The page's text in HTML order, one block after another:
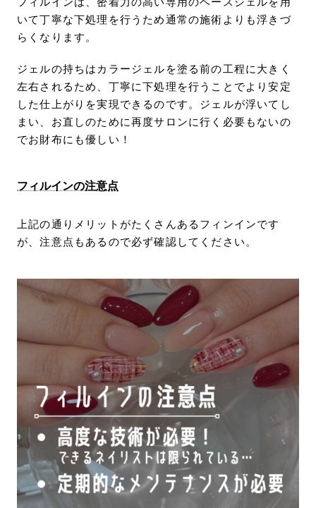
いて丁寧な下処理を行うため通常の施術よりも浮きづ
らくなります。
ジェルの持ちはカラージェルを塗る前の工程に大きく
左右されるため、丁寧に下処理を行うことでより安定
した仕上がりを実現できるのです。ジェルが浮いてし
まい、お直しのために再度サロンに行く必要もないの
でお財布にも優しい！
フィルインの注意点
上記の通りメリットがたくさんあるフィンインです
が、注意点もあるので必ず確認してください。